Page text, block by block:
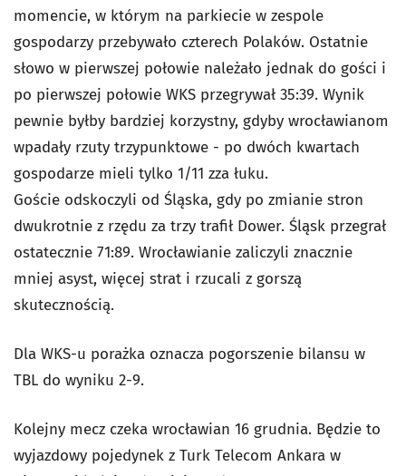
momencie, w którym na parkiecie w zespole
gospodarzy przebywało czterech Polaków. Ostatnie
słowo w pierwszej połowie należało jednak do gości i
po pierwszej połowie WKS przegrywał 35:39. Wynik
pewnie byłby bardziej korzystny, gdyby wrocławianom
wpadały rzuty trzypunktowe - po dwóch kwartach
gospodarze mieli tylko 1/11 zza łuku.
Goście odskoczyli od Śląska, gdy po zmianie stron
dwukrotnie z rzędu za trzy trafił Dower. Śląsk przegrał
ostatecznie 71:89. Wrocławianie zaliczyli znacznie
mniej asyst, więcej strat i rzucali z gorszą
skutecznością.
Dla WKS-u porażka oznacza pogorszenie bilansu w
TBL do wyniku 2-9.
Kolejny mecz czeka wrocławian 16 grudnia. Będzie to
wyjazdowy pojedynek z Turk Telecom Ankara w